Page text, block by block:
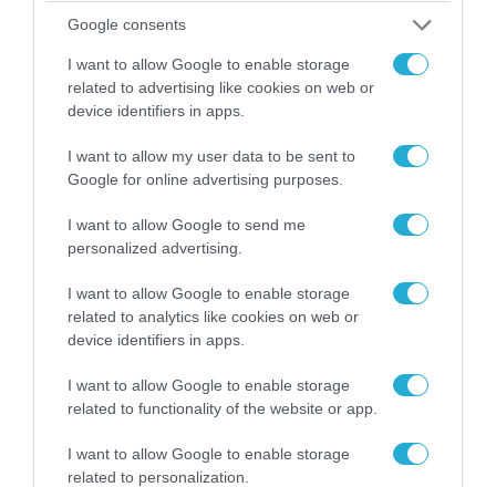
Google consents
I want to allow Google to enable storage
related to advertising like cookies on web or
device identifiers in apps.
I want to allow my user data to be sent to
Google for online advertising purposes.
I want to allow Google to send me
personalized advertising.
I want to allow Google to enable storage
related to analytics like cookies on web or
device identifiers in apps.
I want to allow Google to enable storage
related to functionality of the website or app.
I want to allow Google to enable storage
related to personalization.
ΗΠΑ: Nέα στοιχεία για το περιστατικό με το
προεδρικό ελικόπτερο Marine One – Βρέθηκε
δίπλα σε επιβατικό αεροσκάφος
06.08.2026 | 10:02
Ανησυχία στην Δύση: H Ρωσία εξοπλίζει τα Su-
στόχο μέσα από παρεμβολές!